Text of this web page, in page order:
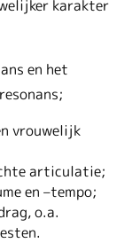
karakter
en het
vrouwelijk
articulatie;
en –tempo;
o.a.